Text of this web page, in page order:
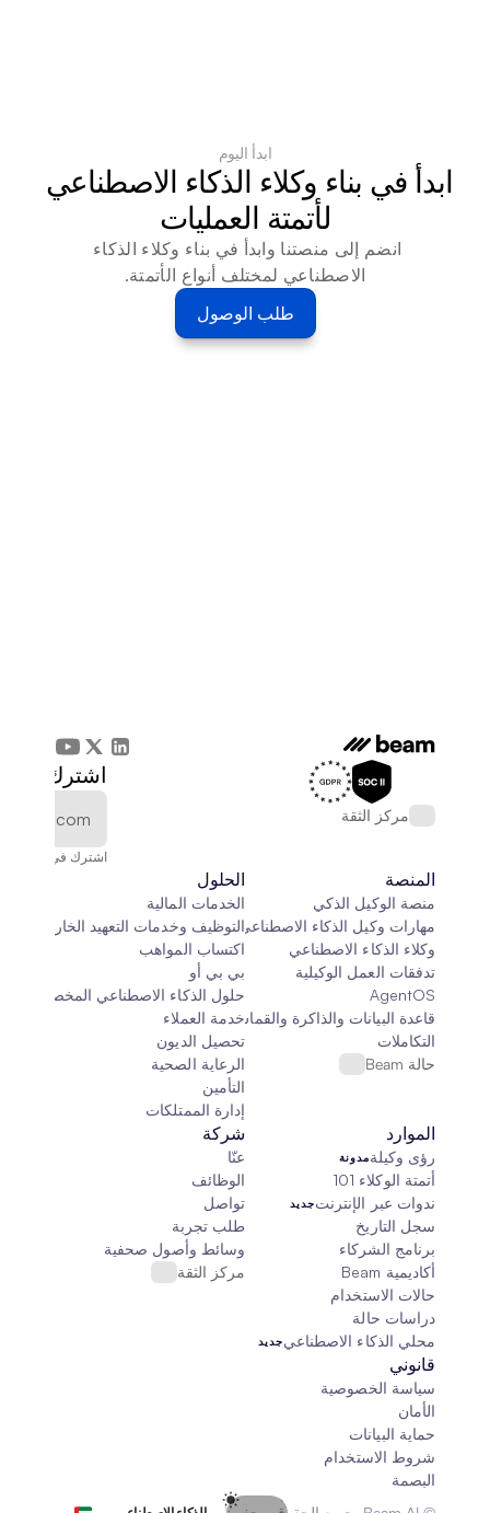
ابدأ اليوم
لأتمتة العمليات
الاصطناعي لمختلف أنواع الأتمتة.
طلب الوصول
مركز الثقة
اشترك في
اشترك في النشرة
المنصة
منصة الوكيل الذكي
مهارات وكيل الذكاء الاصطناعي
وكلاء الذكاء الاصطناعي
تدفقات العمل الوكيلية
AgentOS
قاعدة البيانات والذاكرة والقماش
التكاملات
حالة Beam
الحلول
الخدمات المالية
التوظيف وخدمات التعهيد الخارجي
اكتساب المواهب
بي بي أو
حلول الذكاء الاصطناعي المخصصة
خدمة العملاء
تحصيل الديون
الرعاية الصحية
التأمين
إدارة الممتلكات
الموارد
رؤى وكيلةمدونة
أتمتة الوكلاء 101
ندوات عبر الإنترنتجديد
سجل التاريخ
برنامج الشركاء
أكاديمية Beam
حالات الاستخدام
دراسات حالة
محلي الذكاء الاصطناعيجديد
شركة
عنّا
الوظائف
تواصل
طلب تجربة
وسائط وأصول صحفية
مركز الثقة
قانوني
سياسة الخصوصية
الأمان
حماية البيانات
شروط الاستخدام
البصمة
Select Language